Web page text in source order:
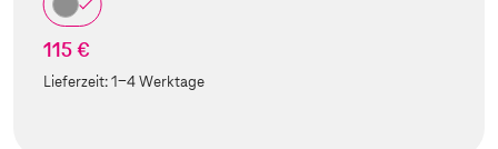
115 €
Lieferzeit:1-4 Werktage